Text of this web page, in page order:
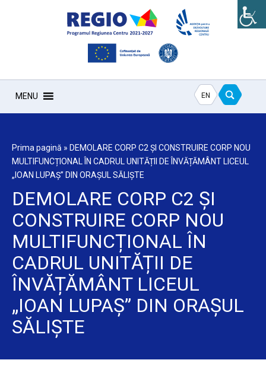
MENU EN
Prima pagină » DEMOLARE CORP C2 ȘI CONSTRUIRE CORP NOU
MULTIFUNCȚIONAL ÎN CADRUL UNITĂȚII DE ÎNVĂȚĂMÂNT LICEUL
„IOAN LUPAȘ” DIN ORAȘUL SĂLIȘTE
DEMOLARE CORP C2 ȘI
CONSTRUIRE CORP NOU
MULTIFUNCȚIONAL ÎN
CADRUL UNITĂȚII DE
ÎNVĂȚĂMÂNT LICEUL
„IOAN LUPAȘ” DIN ORAȘUL
SĂLIȘTE